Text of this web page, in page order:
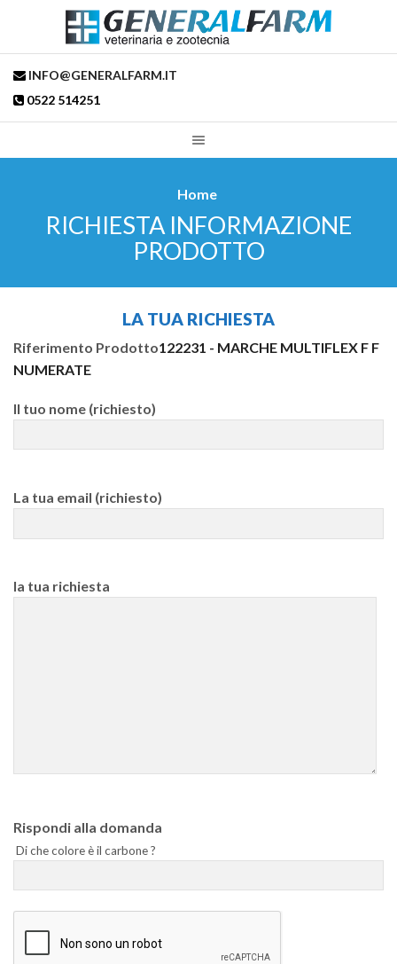
INFO@GENERALFARM.IT
0522 514251
Home
RICHIESTA INFORMAZIONE
PRODOTTO
LA TUA RICHIESTA
Riferimento Prodotto122231 - MARCHE MULTIFLEX F F
NUMERATE
Il tuo nome (richiesto)
La tua email (richiesto)
la tua richiesta
Rispondi alla domanda
Di che colore è il carbone ?